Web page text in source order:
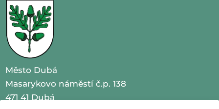
Město Dubá
Masarykovo náměstí č.p. 138
471 41 Dubá